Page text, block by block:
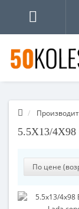
5.5X13/